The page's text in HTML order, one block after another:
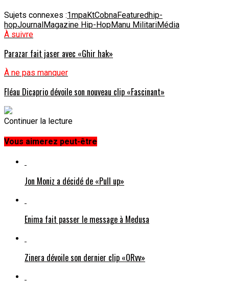
Sujets connexes :1mpaKtCobnaFeaturedhip-
hopJournalMagazine Hip-HopManu MilitariMédia
À suivre
Parazar fait jaser avec «Ghir hak»
À ne pas manquer
Fléau Dicaprio dévoile son nouveau clip «Fascinant»
Continuer la lecture
Vous aimerez peut-être
Jon Moniz a décidé de «Pull up»
Enima fait passer le message à Medusa
Zinera dévoile son dernier clip «ORvv»